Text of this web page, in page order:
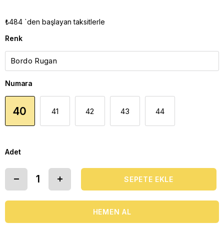
₺484 `den başlayan taksitlerle
Renk
Numara
40 41 42 43 44
Adet